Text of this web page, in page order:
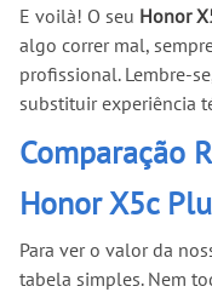
E voilà! O seu Honor
algo correr mal,
profissional. Lembre-
substituir experiência
Comparação
Honor X5c
Para ver o valor da
tabela simples. Nem